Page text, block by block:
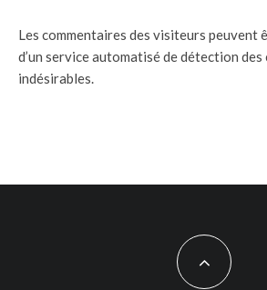
Les commentaires des visiteurs peuvent
d’un service automatisé de détection des
indésirables.